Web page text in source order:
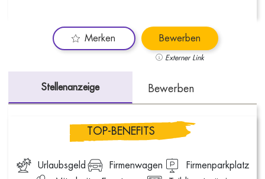
Merken Bewerben
Externer Link
Stellenanzeige Bewerben
TOP-BENEFITS
Urlaubsgeld Firmenwagen
Firmenparkplatz